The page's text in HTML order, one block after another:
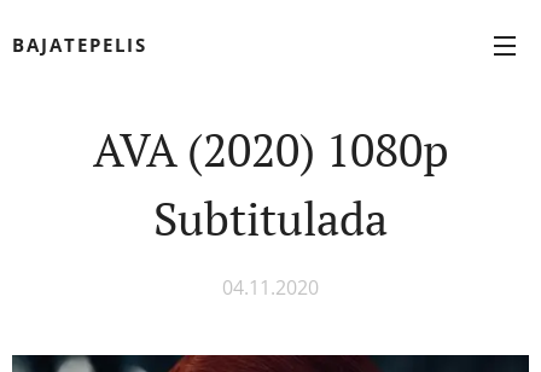
BAJATEPELIS
AVA (2020) 1080p
Subtitulada
04.11.2020